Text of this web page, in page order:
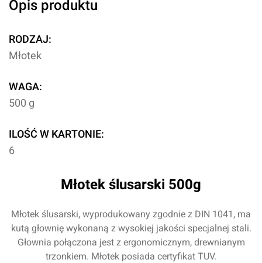
Opis produktu
RODZAJ:
Młotek
WAGA:
500 g
ILOŚĆ W KARTONIE:
6
Młotek ślusarski 500g
Młotek ślusarski, wyprodukowany zgodnie z DIN 1041, ma
kutą głownię wykonaną z wysokiej jakości specjalnej stali.
Głownia połączona jest z ergonomicznym, drewnianym
trzonkiem. Młotek posiada certyfikat TUV.